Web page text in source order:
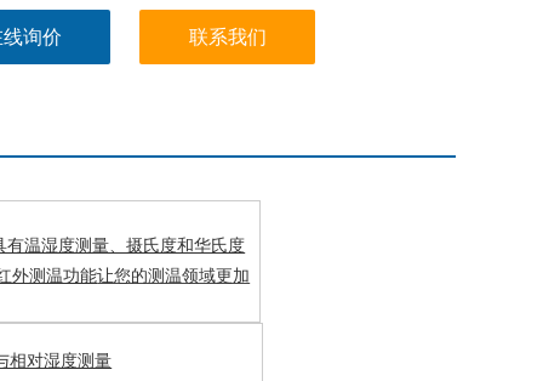
询价 联系我们
有温湿度测量、摄氏度和华氏度
外测温功能让您的测温领域更加
相对湿度测量